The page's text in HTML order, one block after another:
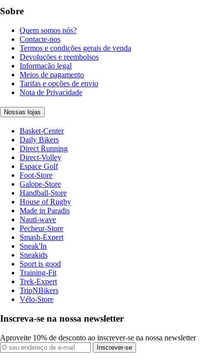
Sobre
Quem somos nós?
Contacte-nos
Termos e condições gerais de venda
Devoluções e reembolsos
Informação legal
Meios de pagamento
Tarifas e opções de envio
Nota de Privacidade
Nossas lojas
Basket-Center
Daily Bikers
Direct Running
Direct-Volley
Espace Golf
Foot-Store
Galope-Store
Handball-Store
House of Rugby
Made in Paradis
Nauti-wave
Pecheur-Store
Smash-Expert
Sneak'In
Sneakids
Sport is good
Training-Fit
Trek-Expert
TripNBikers
Vélo-Store
Inscreva-se na nossa newsletter
Aproveite 10% de desconto ao inscrever-se na nossa newsletter
Inscrever-se